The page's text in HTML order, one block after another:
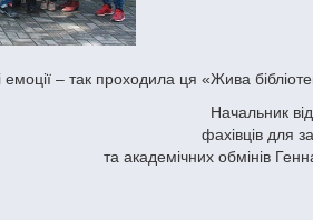
– так проходила ця «Жива
Начальник
фахівців для
та академічних обмінів